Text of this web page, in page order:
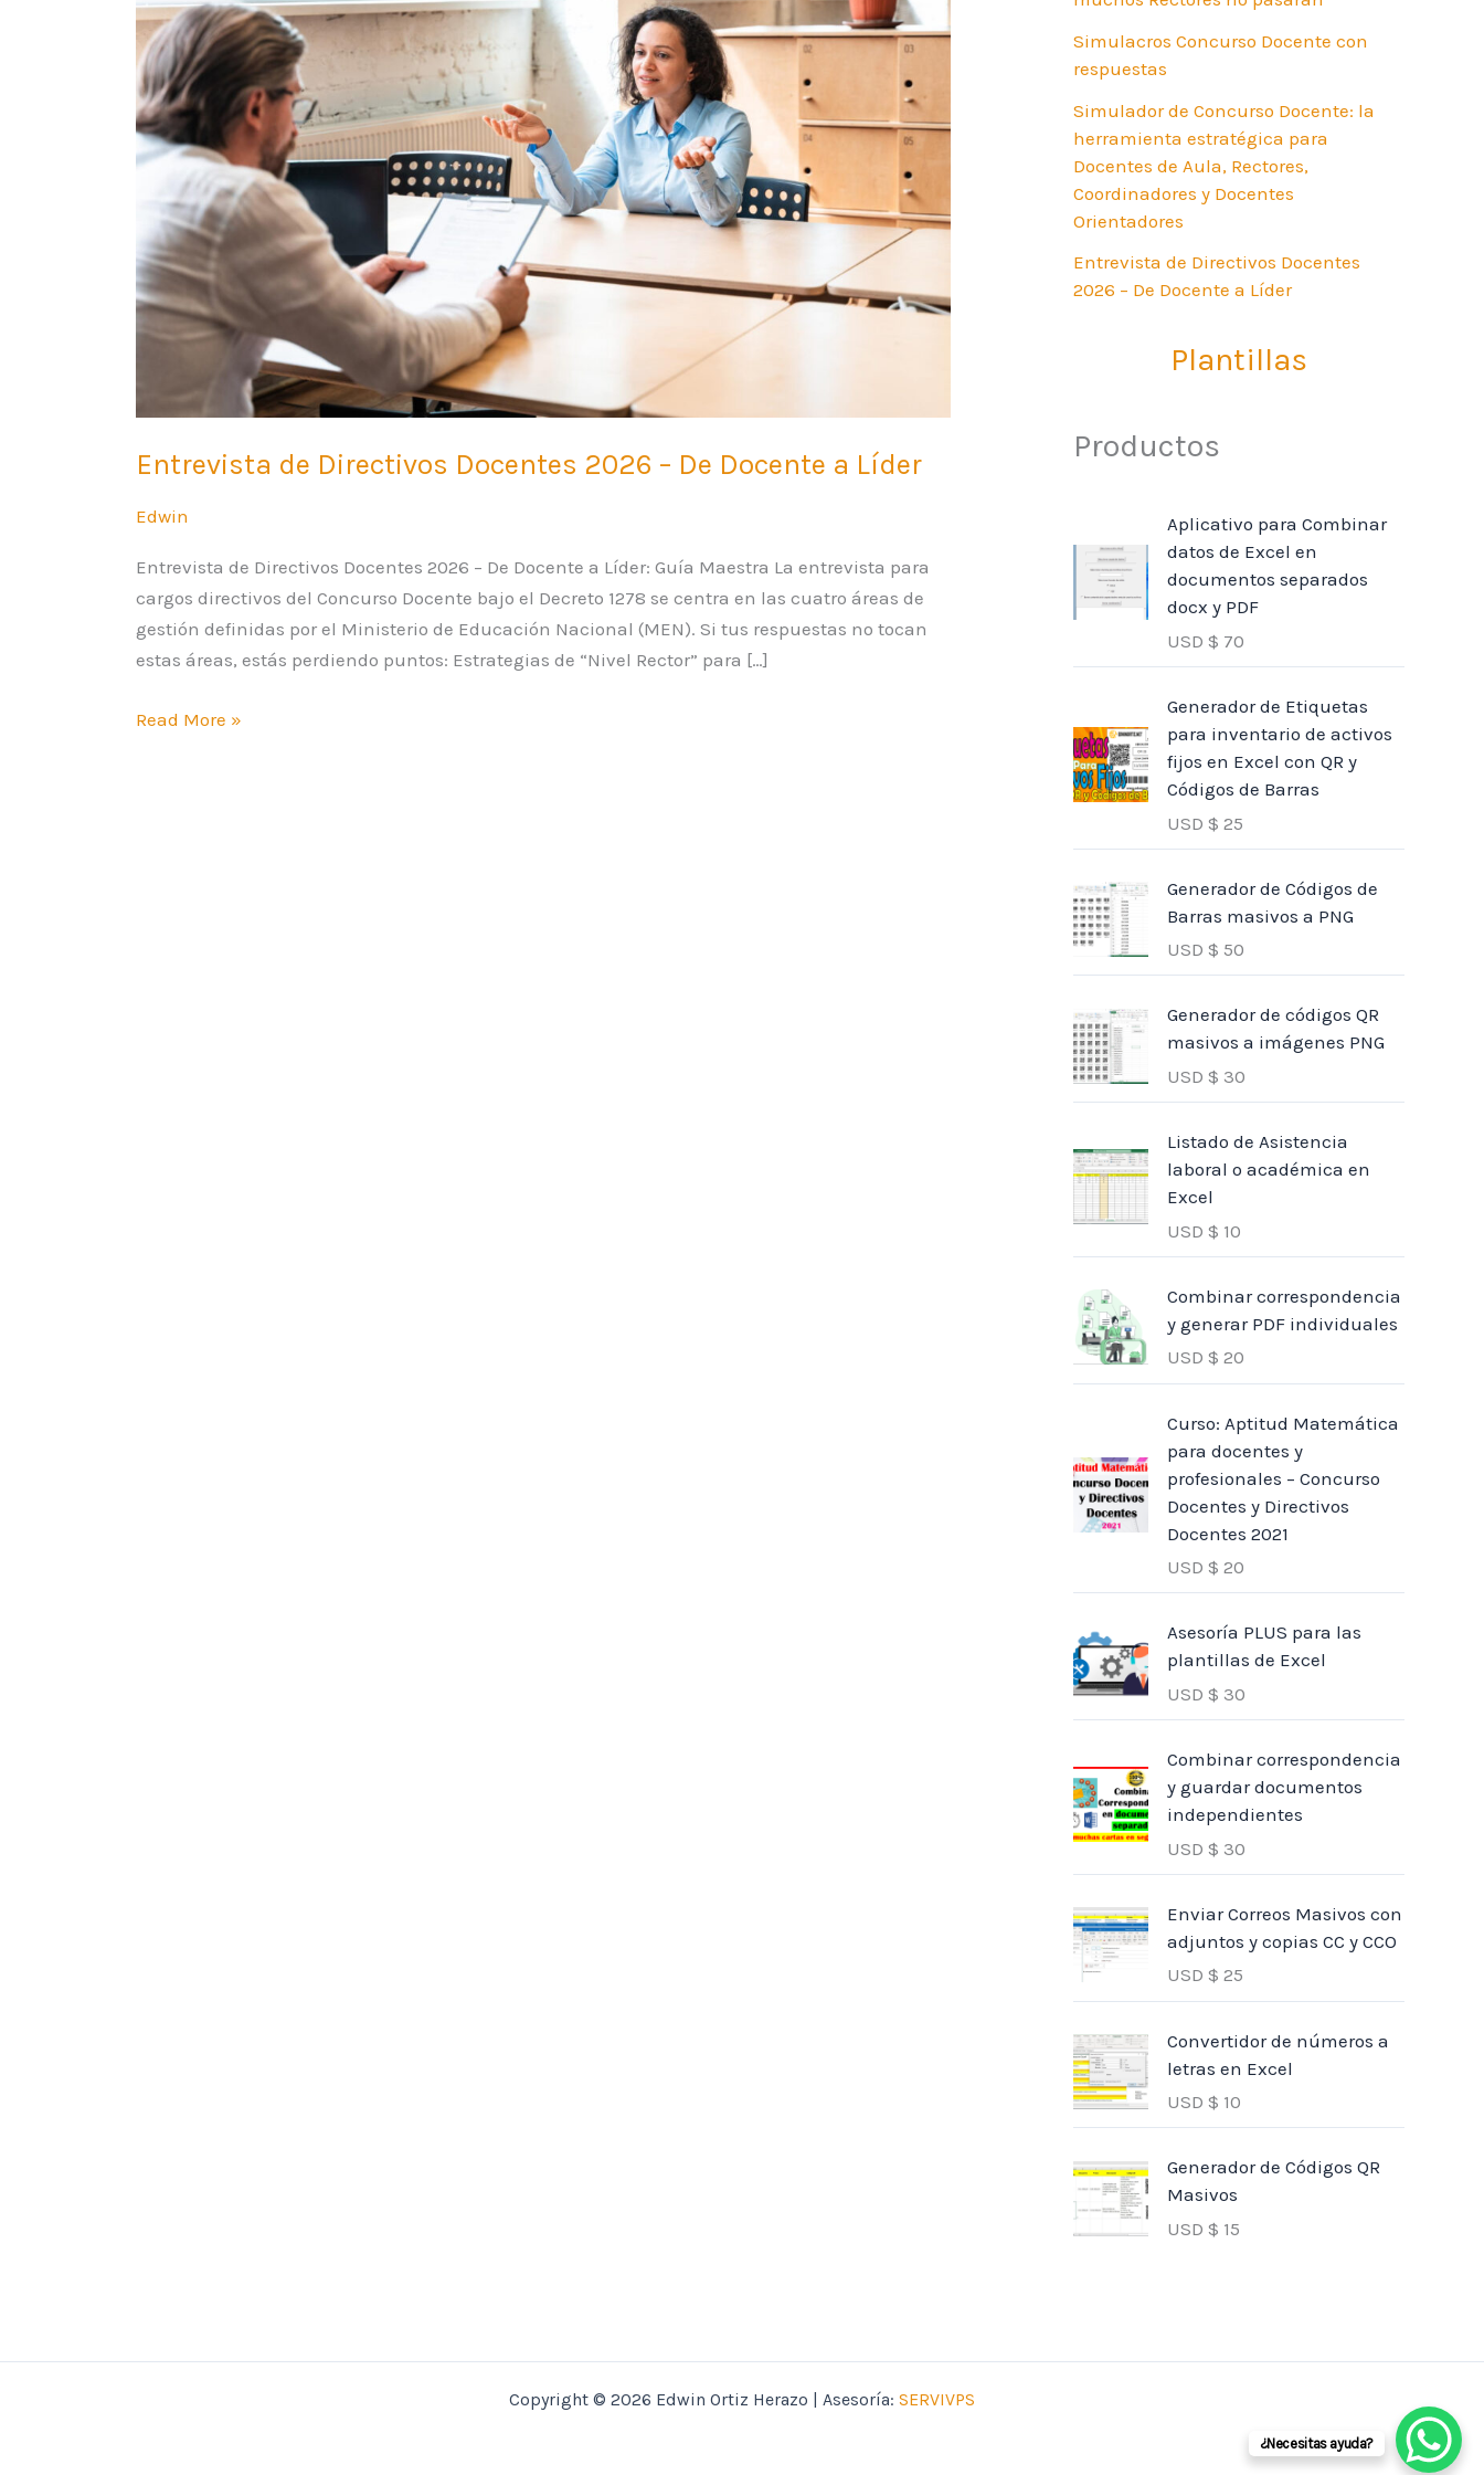
Entrevista de Directivos Docentes 2026 – De Docente a Líder
Edwin
Entrevista de Directivos Docentes 2026 – De Docente a Líder: Guía Maestra La entrevista para
cargos directivos del Concurso Docente bajo el Decreto 1278 se centra en las cuatro áreas de
gestión definidas por el Ministerio de Educación Nacional (MEN). Si tus respuestas no tocan
estas áreas, estás perdiendo puntos: Estrategias de “Nivel Rector” para […]
2026
–
De
Docente
a
Líder
Read More »
Simulacros Concurso Docente con
respuestas
Simulador de Concurso Docente: la
herramienta estratégica para
Docentes de Aula, Rectores,
Coordinadores y Docentes
Orientadores
Entrevista de Directivos Docentes
2026 – De Docente a Líder
Plantillas
Productos
Aplicativo para Combinar
datos de Excel en
documentos separados
docx y PDF
USD $ 70
Generador de Etiquetas
para inventario de activos
fijos en Excel con QR y
Códigos de Barras
USD $ 25
Generador de Códigos de
Barras masivos a PNG
USD $ 50
Generador de códigos QR
masivos a imágenes PNG
USD $ 30
Listado de Asistencia
laboral o académica en
Excel
USD $ 10
Combinar correspondencia
y generar PDF individuales
USD $ 20
Curso: Aptitud Matemática
para docentes y
profesionales – Concurso
Docentes y Directivos
Docentes 2021
USD $ 20
Asesoría PLUS para las
plantillas de Excel
USD $ 30
Combinar correspondencia
y guardar documentos
independientes
USD $ 30
Enviar Correos Masivos con
adjuntos y copias CC y CCO
USD $ 25
Convertidor de números a
letras en Excel
USD $ 10
Generador de Códigos QR
Masivos
USD $ 15
Copyright © 2026 Edwin Ortiz Herazo | Asesoría: SERVIVPS
¿Necesitas ayuda?